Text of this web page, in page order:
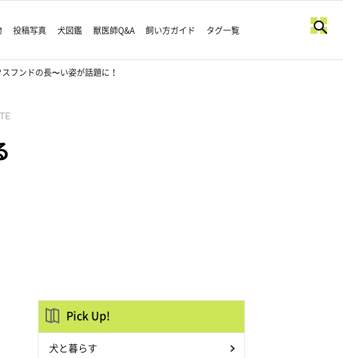
投稿写真 犬図鑑 獣医師Q&A 飼い方ガイド タグ一覧
フンドの長〜い姿が話題に！
Pick Up!
犬と暮らす